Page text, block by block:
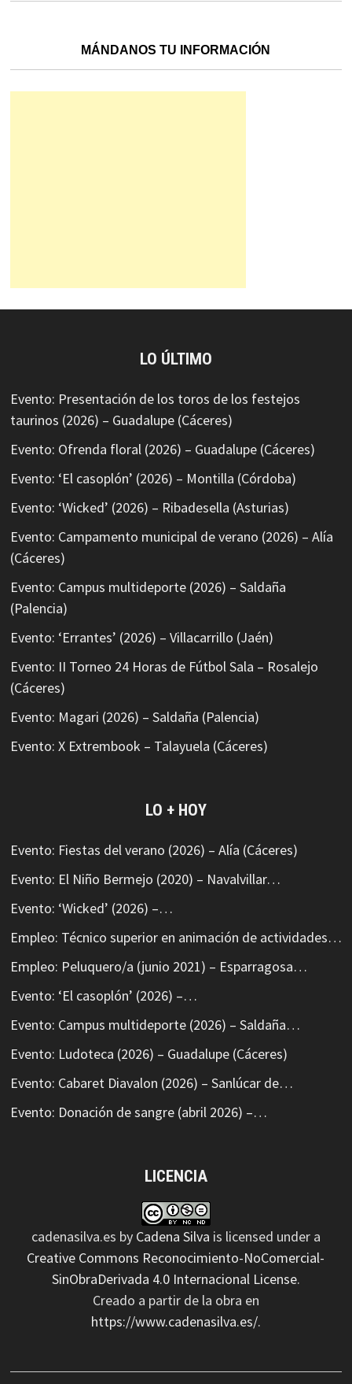
MÁNDANOS TU INFORMACIÓN
LO ÚLTIMO
Evento: Presentación de los toros de los festejos
taurinos (2026) – Guadalupe (Cáceres)
Evento: Ofrenda floral (2026) – Guadalupe (Cáceres)
Evento: ‘El casoplón’ (2026) – Montilla (Córdoba)
Evento: ‘Wicked’ (2026) – Ribadesella (Asturias)
Evento: Campamento municipal de verano (2026) – Alía
(Cáceres)
Evento: Campus multideporte (2026) – Saldaña
(Palencia)
Evento: ‘Errantes’ (2026) – Villacarrillo (Jaén)
Evento: II Torneo 24 Horas de Fútbol Sala – Rosalejo
(Cáceres)
Evento: Magari (2026) – Saldaña (Palencia)
Evento: X Extrembook – Talayuela (Cáceres)
LO + HOY
Evento: Fiestas del verano (2026) – Alía (Cáceres)
Evento: El Niño Bermejo (2020) – Navalvillar…
Evento: ‘Wicked’ (2026) –…
Empleo: Técnico superior en animación de actividades…
Empleo: Peluquero/a (junio 2021) – Esparragosa…
Evento: ‘El casoplón’ (2026) –…
Evento: Campus multideporte (2026) – Saldaña…
Evento: Ludoteca (2026) – Guadalupe (Cáceres)
Evento: Cabaret Diavalon (2026) – Sanlúcar de…
Evento: Donación de sangre (abril 2026) –…
LICENCIA
cadenasilva.es by Cadena Silva is licensed under a
Creative Commons Reconocimiento-NoComercial-
SinObraDerivada 4.0 Internacional License.
Creado a partir de la obra en
https://www.cadenasilva.es/.